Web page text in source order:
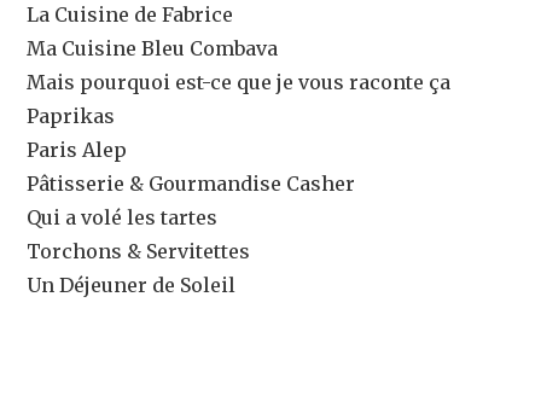
La Cuisine de Fabrice
Ma Cuisine Bleu Combava
Mais pourquoi est-ce que je vous raconte ça
Paprikas
Paris Alep
Pâtisserie & Gourmandise Casher
Qui a volé les tartes
Torchons & Servitettes
Un Déjeuner de Soleil